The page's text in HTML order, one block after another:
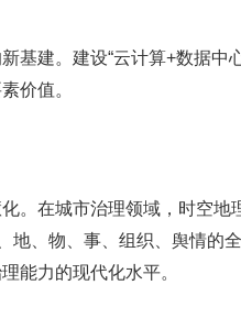
基建。建设“云计算+数据中
价值。
。在城市治理领域，时空
地、物、事、组织、舆情的
能力的现代化水平。